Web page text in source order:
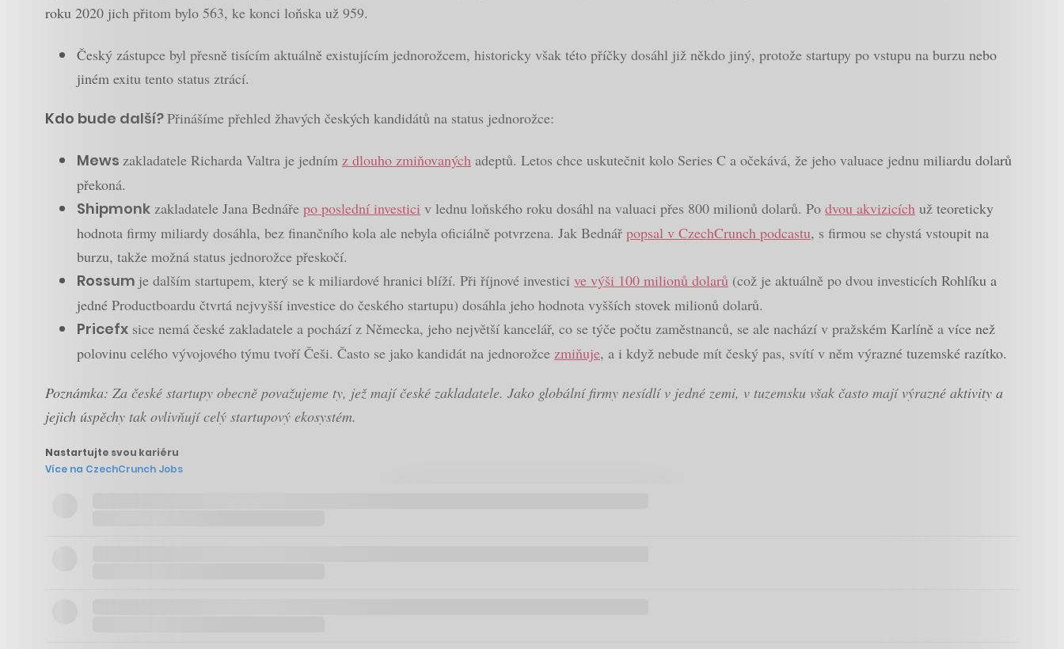
roku 2020 jich přitom bylo 563, ke konci loňska už 959.
Český zástupce byl přesně tisícím aktuálně existujícím jednorožcem, historicky však této příčky dosáhl již někdo jiný, protože startupy po vstupu na burzu nebo
jiném exitu tento status ztrácí.
Kdo bude další?Přinášíme přehled žhavých českých kandidátů na status jednorožce:
Mews zakladatele Richarda Valtra je jedním z dlouho zmiňovaných adeptů. Letos chce uskutečnit kolo Series C a očekává, že jeho valuace jednu miliardu dolarů
překoná.
Shipmonk zakladatele Jana Bednáře po poslední investici v lednu loňského roku dosáhl na valuaci přes 800 milionů dolarů. Po dvou akvizicích už teoreticky
hodnota firmy miliardy dosáhla, bez finančního kola ale nebyla oficiálně potvrzena. Jak Bednář popsal v CzechCrunch podcastu, s firmou se chystá vstoupit na
burzu, takže možná status jednorožce přeskočí.
Rossum je dalším startupem, který se k miliardové hranici blíží. Při říjnové investici ve výši 100 milionů dolarů (což je aktuálně po dvou investicích Rohlíku a
jedné Productboardu čtvrtá nejvyšší investice do českého startupu) dosáhla jeho hodnota vyšších stovek milionů dolarů.
Pricefx sice nemá české zakladatele a pochází z Německa, jeho největší kancelář, co se týče počtu zaměstnanců, se ale nachází v pražském Karlíně a více než
polovinu celého vývojového týmu tvoří Češi. Často se jako kandidát na jednorožce zmiňuje, a i když nebude mít český pas, svítí v něm výrazné tuzemské razítko.
Poznámka: Za české startupy obecně považujeme ty, jež mají české zakladatele. Jako globální firmy nesídlí v jedné zemi, v tuzemsku však často mají výrazné aktivity a
jejich úspěchy tak ovlivňují celý startupový ekosystém.
Nastartujte svou kariéru
Více na CzechCrunch Jobs